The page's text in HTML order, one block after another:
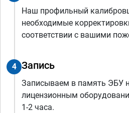
Наш профильный
необходимые
соответствии с вашими
4 Запись
Записываем в память ЭБУ
лицензионным
1-2 часа.